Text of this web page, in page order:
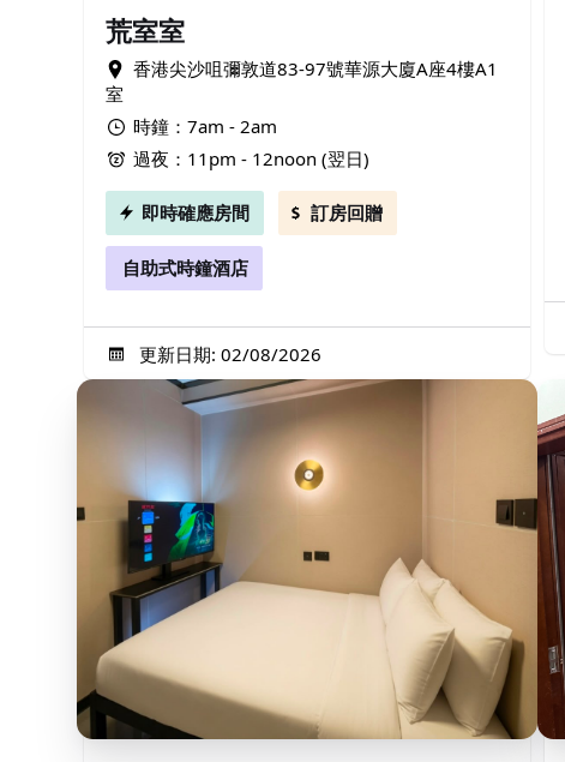
荒室室
香港尖沙咀彌敦道83-97號華源大廈A座4樓A1
室
時鐘：7am - 2am
過夜：11pm - 12noon (翌日)
即時確應房間 訂房回贈
自助式時鐘酒店
更新日期: 02/08/2026